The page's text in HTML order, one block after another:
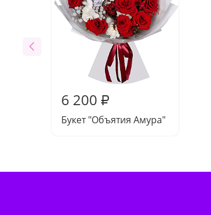
6 200 ₽
Букет "Объятия Амура"